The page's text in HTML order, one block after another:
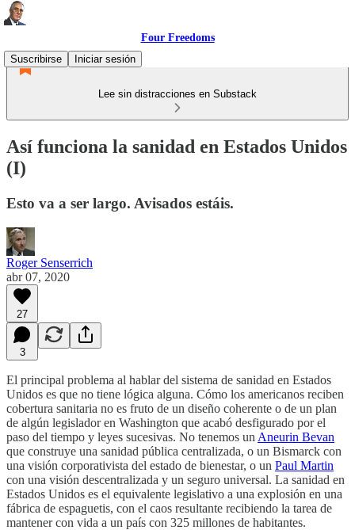
Four Freedoms
Suscribirse
Iniciar sesión
Lee sin distracciones en Substack
Así funciona la sanidad en Estados Unidos
(I)
Esto va a ser largo. Avisados estáis.
Roger Senserrich
abr 07, 2020
27
3
El principal problema al hablar del sistema de sanidad en Estados
Unidos es que no tiene lógica alguna. Cómo los americanos reciben
cobertura sanitaria no es fruto de un diseño coherente o de un plan
de algún legislador en Washington que acabó desfigurado por el
paso del tiempo y leyes sucesivas. No tenemos un Aneurin Bevan
que construye una sanidad pública centralizada, o un Bismarck con
una visión corporativista del estado de bienestar, o un Paul Martin
con una visión descentralizada y un seguro universal. La sanidad en
Estados Unidos es el equivalente legislativo a una explosión en una
fábrica de espaguetis, con el caos resultante recibiendo la tarea de
mantener con vida a un país con 325 millones de habitantes.